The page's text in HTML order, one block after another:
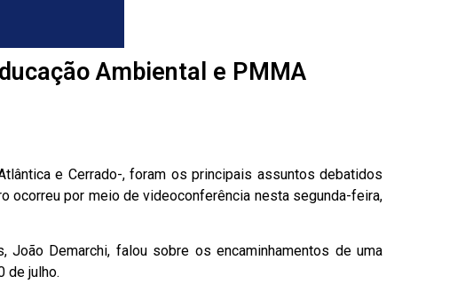
Ambiental e PMMA
e Cerrado-, foram os principais assuntos debatidos
ocorreu por meio de videoconferência nesta segunda-feira,
João Demarchi, falou sobre os encaminhamentos de uma
de julho.